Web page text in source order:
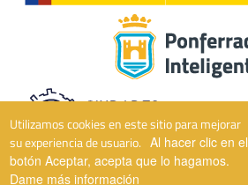
Utilizamos cookies en este sitio para mejorar
su experiencia de usuario. Al hacer clic en el
botón Aceptar, acepta que lo hagamos.
Dame más información